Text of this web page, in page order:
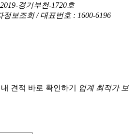
경기부천-1720호
보조회 / 대표번호 : 1600-6196
내 견적 바로 확인하기
업계 최적가 보